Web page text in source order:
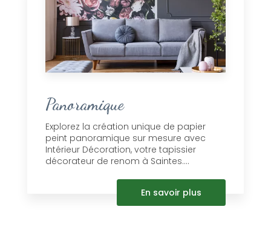
Panoramique
Explorez la création unique de papier
peint panoramique sur mesure avec
Intérieur Décoration, votre tapissier
décorateur de renom à Saintes....
En savoir plus